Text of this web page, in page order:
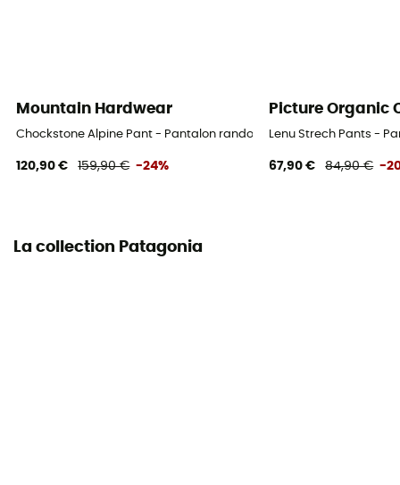
Mountain Hardwear
Chockstone Alpine Pant - Pantalon randonnée homme
120,90 € 159,90 € -24%
Picture Organic
Lenu Strech Pants -
67,90 € 84,90 € -
La collection Patagonia